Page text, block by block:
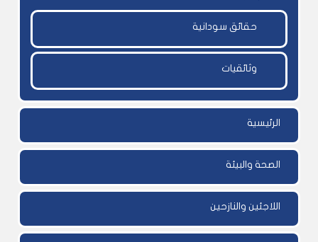
حقائق سودانية
وثائقيات
الرئيسية
الصحة والبيئة
اللاجئين والنازحين